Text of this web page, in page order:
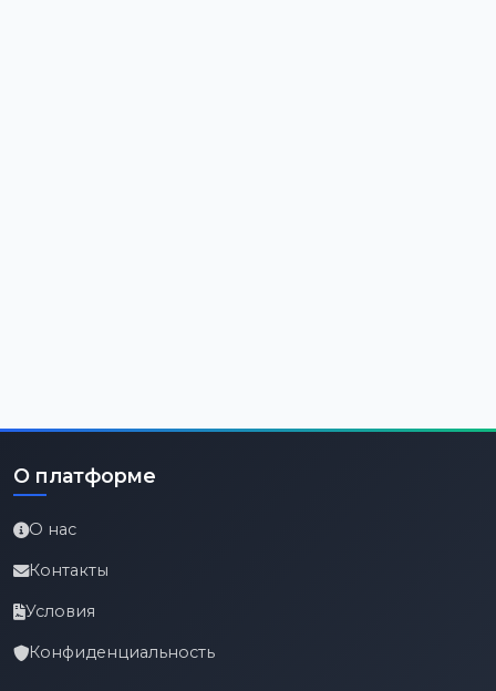
О платформе
О нас
Контакты
Условия
Конфиденциальность